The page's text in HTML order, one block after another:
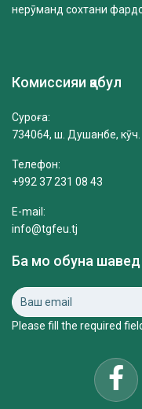
нерӯманд сохтани
Комиссияи қабул
Суроға:
734064, ш. Душанбе,
Телефон:
+992 37 231 08 43
E-mail:
info@tgfeu.tj
Ба мо обуна шавед
Please fill the required